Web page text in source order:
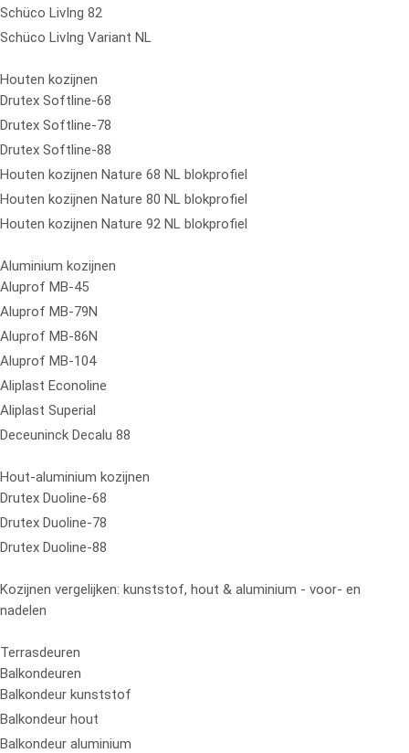
Schüco LivIng 82
Schüco LivIng Variant NL
Houten kozijnen
Drutex Softline-68
Drutex Softline-78
Drutex Softline-88
Houten kozijnen Nature 68 NL blokprofiel
Houten kozijnen Nature 80 NL blokprofiel
Houten kozijnen Nature 92 NL blokprofiel
Aluminium kozijnen
Aluprof MB-45
Aluprof MB-79N
Aluprof MB-86N
Aluprof MB-104
Aliplast Econoline
Aliplast Superial
Deceuninck Decalu 88
Hout-aluminium kozijnen
Drutex Duoline-68
Drutex Duoline-78
Drutex Duoline-88
Kozijnen vergelijken: kunststof, hout & aluminium - voor- en
nadelen
Terrasdeuren
Balkondeuren
Balkondeur kunststof
Balkondeur hout
Balkondeur aluminium